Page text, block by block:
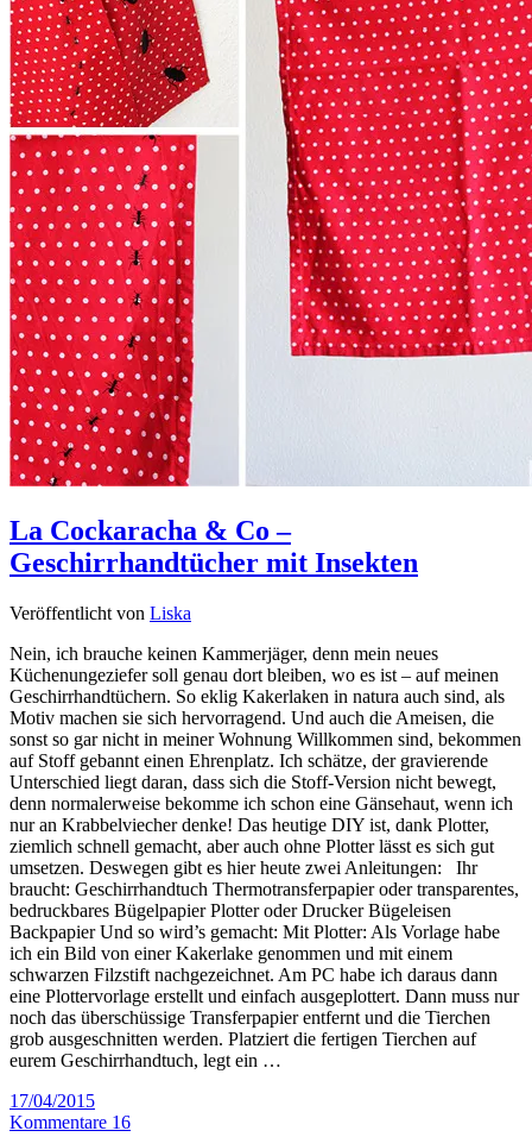
La Cockaracha & Co –
Geschirrhandtücher mit Insekten
Veröffentlicht von Liska
Nein, ich brauche keinen Kammerjäger, denn mein neues
Küchenungeziefer soll genau dort bleiben, wo es ist – auf meinen
Geschirrhandtüchern. So eklig Kakerlaken in natura auch sind, als
Motiv machen sie sich hervorragend. Und auch die Ameisen, die
sonst so gar nicht in meiner Wohnung Willkommen sind, bekommen
auf Stoff gebannt einen Ehrenplatz. Ich schätze, der gravierende
Unterschied liegt daran, dass sich die Stoff-Version nicht bewegt,
denn normalerweise bekomme ich schon eine Gänsehaut, wenn ich
nur an Krabbelviecher denke! Das heutige DIY ist, dank Plotter,
ziemlich schnell gemacht, aber auch ohne Plotter lässt es sich gut
umsetzen. Deswegen gibt es hier heute zwei Anleitungen: Ihr
braucht: Geschirrhandtuch Thermotransferpapier oder transparentes,
bedruckbares Bügelpapier Plotter oder Drucker Bügeleisen
Backpapier Und so wird’s gemacht: Mit Plotter: Als Vorlage habe
ich ein Bild von einer Kakerlake genommen und mit einem
schwarzen Filzstift nachgezeichnet. Am PC habe ich daraus dann
eine Plottervorlage erstellt und einfach ausgeplottert. Dann muss nur
noch das überschüssige Transferpapier entfernt und die Tierchen
grob ausgeschnitten werden. Platziert die fertigen Tierchen auf
eurem Geschirrhandtuch, legt ein …
17/04/2015
Kommentare 16